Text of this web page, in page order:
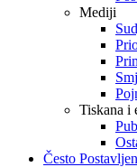
Mediji
Tiskana i
Često